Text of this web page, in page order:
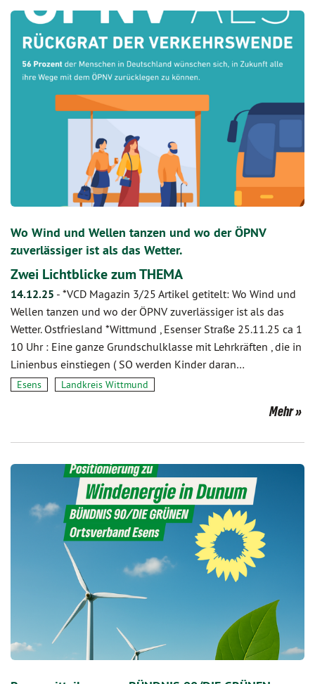
Wo Wind und Wellen tanzen und wo der ÖPNV
zuverlässiger ist als das Wetter.
Zwei Lichtblicke zum THEMA
14.12.25 - *VCD Magazin 3/25 Artikel getitelt: Wo Wind und
Wellen tanzen und wo der ÖPNV zuverlässiger ist als das
Wetter. Ostfriesland *Wittmund , Esenser Straße 25.11.25 ca 1
10 Uhr : Eine ganze Grundschulklasse mit Lehrkräften , die in
Linienbus einstiegen ( SO werden Kinder daran…
Esens Landkreis Wittmund
Mehr